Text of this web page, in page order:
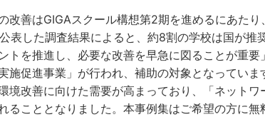
善はGIGAスクール構想第2期を進めるにあた
した調査結果によると、約8割の学校は国が推
トを推進し、必要な改善を早急に図ることが重
施促進事業」が行われ、補助の対象となっていま
境改善に向けた需要が高まっており、「ネット
ることとなりました。本事例集はご希望の方に